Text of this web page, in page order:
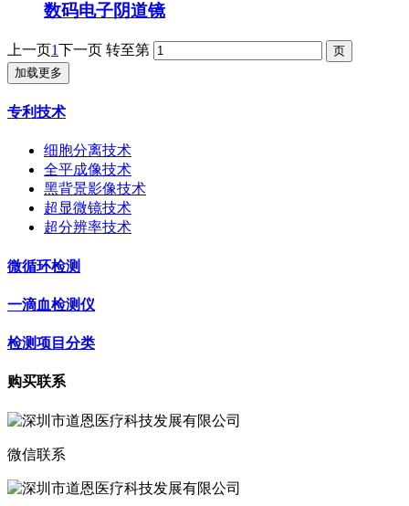
数码电子阴道镜
上一页1下一页 转至第
加载更多
专利技术
细胞分离技术
全平成像技术
黑背景影像技术
超显微镜技术
超分辨率技术
微循环检测
一滴血检测仪
检测项目分类
购买联系
微信联系